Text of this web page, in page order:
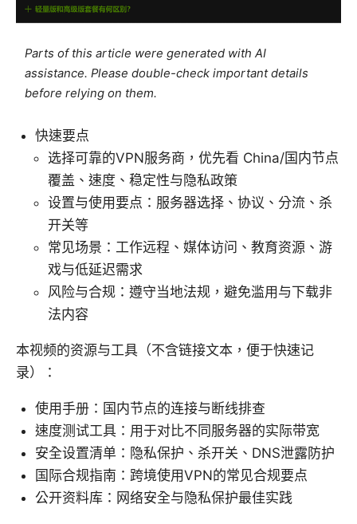
Parts of this article were generated with AI
assistance. Please double-check important details
before relying on them.
快速要点
选择可靠的VPN服务商，优先看 China/国内节点
覆盖、速度、稳定性与隐私政策
设置与使用要点：服务器选择、协议、分流、杀
开关等
常见场景：工作远程、媒体访问、教育资源、游
戏与低延迟需求
风险与合规：遵守当地法规，避免滥用与下载非
法内容
本视频的资源与工具（不含链接文本，便于快速记
录）：
使用手册：国内节点的连接与断线排查
速度测试工具：用于对比不同服务器的实际带宽
安全设置清单：隐私保护、杀开关、DNS泄露防护
国际合规指南：跨境使用VPN的常见合规要点
公开资料库：网络安全与隐私保护最佳实践